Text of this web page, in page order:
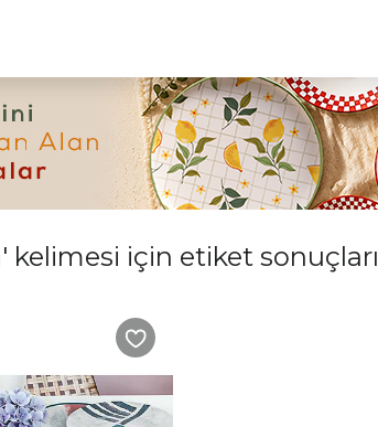
kelimesi için etiket sonuçları